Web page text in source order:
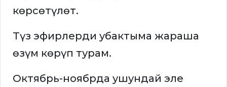
көрсөтүлөт.
Түз эфирлерди убактыма жараша
өзүм көрүп турам.
Октябрь-ноябрда ушундай эле